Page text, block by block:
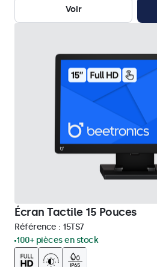
Voir
Écran Tactile 15 Pouces
Référence : 15TS7
100+ pièces en stock